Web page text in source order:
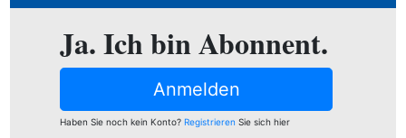
Ja. Ich bin Abonnent.
Anmelden
Haben Sie noch kein Konto? RegistrierenSie sich hier